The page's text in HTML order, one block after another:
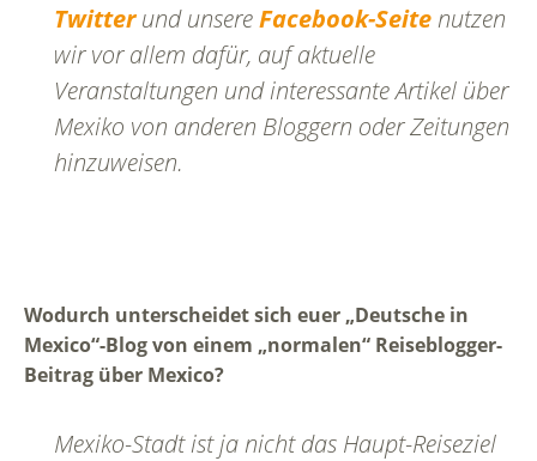
Twitterund unsereFacebook-Seitenutzen
wir vor allem dafür, auf aktuelle
Veranstaltungen und interessante Artikel über
Mexiko von anderen Bloggern oder Zeitungen
hinzuweisen.
Wodurch unterscheidet sich euer „Deutsche in
Mexico“-Blog von einem „normalen“ Reiseblogger-
Beitrag über Mexico?
Mexiko-Stadt ist ja nicht das Haupt-Reiseziel